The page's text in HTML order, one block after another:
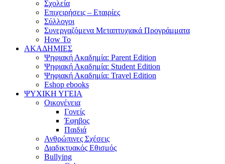
Σχολεία
Επιχειρήσεις – Εταιρίες
Σύλλογοι
Συνεργαζόμενα Μεταπτυχιακά Προγράμματα
How To
ΑΚΑΔΗΜΙΕΣ
Ψηφιακή Ακαδημία: Parent Edition
Ψηφιακή Ακαδημία: Student Edition
Ψηφιακή Ακαδημία: Travel Edition
Eshop ebooks
ΨΥΧΙΚΗ ΥΓΕΙΑ
Οικογένεια
Γονείς
Έφηβος
Παιδιά
Ανθρώπινες Σχέσεις
Διαδικτυακός Εθισμός
Bullying